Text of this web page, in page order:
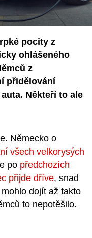
pocity z
ohlášeného
z
přidělování
Někteří to ale
Německo o
všech velkorysých
po předchozích
přijde dříve, snad
dojít až takto
to nepotěšilo.